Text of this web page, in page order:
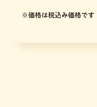
※価格は税込み価格です